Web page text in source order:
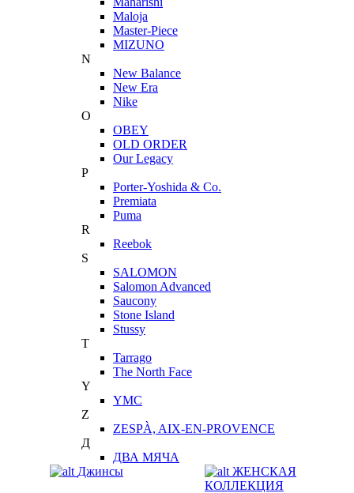
Maloja
Master-Piece
MIZUNO
N
New Balance
New Era
Nike
O
OBEY
OLD ORDER
Our Legacy
P
Porter-Yoshida & Co.
Premiata
Puma
R
Reebok
S
SALOMON
Salomon Advanced
Saucony
Stone Island
Stussy
T
Tarrago
The North Face
Y
YMC
Z
ZESPÀ, AIX-EN-PROVENCE
Д
ДВА МЯЧА
Джинсы
ЖЕНСКАЯ
КОЛЛЕКЦИЯ